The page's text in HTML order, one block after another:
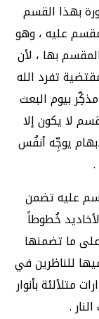
بهذا القسم
عليه ، وهو
بها ، لأن
تفرد الله
بيوم البعث
لا يكون إلا
يوجِّه أنفُس
.
عليه تضمن
خُطوطاً
ما تضمنها
للناظرين في
متلألئة بأنوار
.